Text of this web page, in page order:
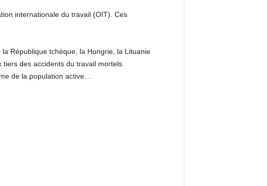
internationale du travail (OIT). Ces
République tchèque, la Hongrie, la Lituanie
tiers des accidents du travail mortels
de la population active…